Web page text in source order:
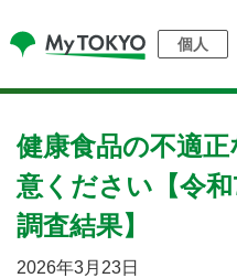
個人
健康食品の不適
意ください【令
調査結果】
2026年3月23日